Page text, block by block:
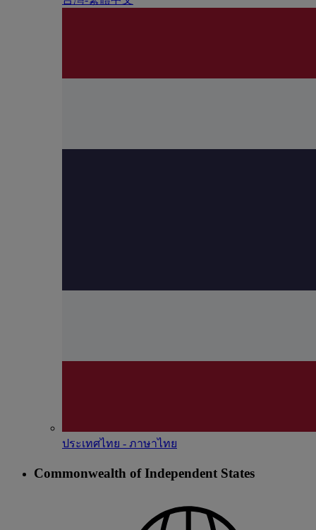
ประเทศไทย - ภาษาไทย
Commonwealth of Independent States